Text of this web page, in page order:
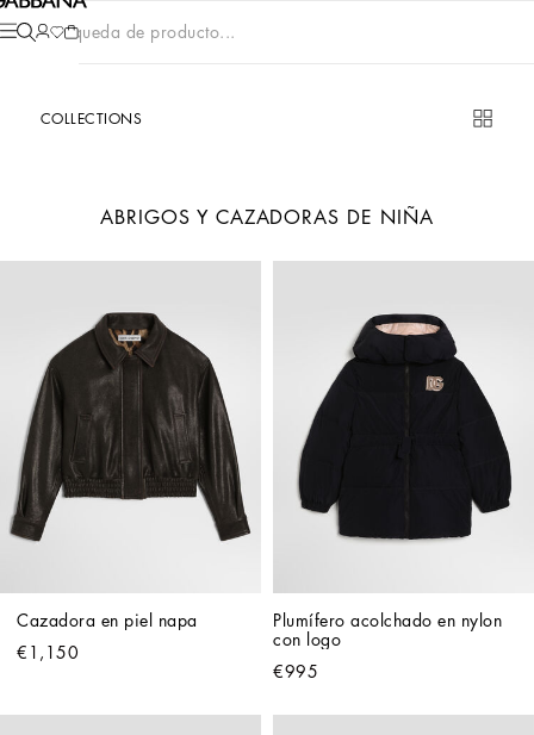
Búsqueda de producto...
COLLECTIONS
ABRIGOS Y CAZADORAS DE NIÑA
Cazadora en piel napa
€1,150
Plumífero acolchado en nylon
con logo
€995